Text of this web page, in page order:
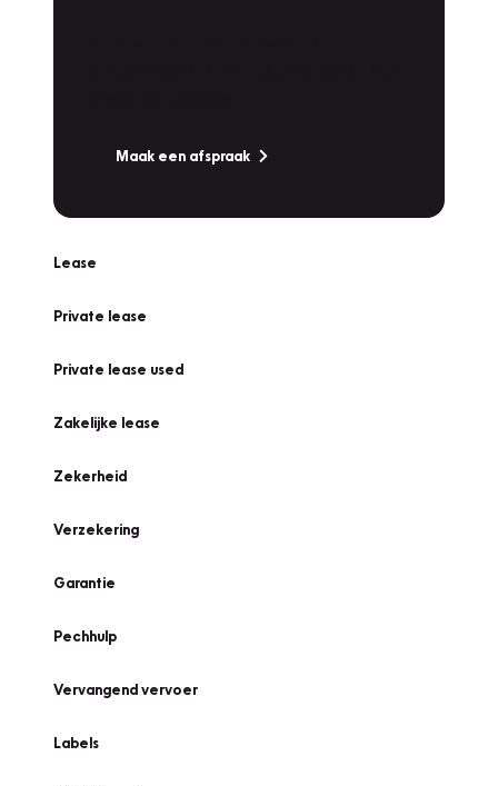
Maak een afspraak
Lease
Private lease
Private lease used
Zakelijke lease
Zekerheid
Verzekering
Garantie
Pechhulp
Vervangend vervoer
Labels